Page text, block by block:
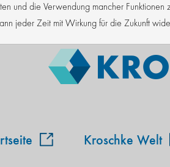
und die Verwendung mancher
jeder Zeit mit Wirkung für die Zukunft
Kroschke Welt